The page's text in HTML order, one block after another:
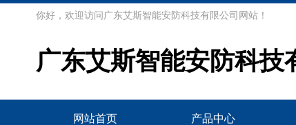
你好，欢迎访问广东艾斯智能安防科技有限公司网站！
广东艾斯智能安防科技
网站首页 产品中心